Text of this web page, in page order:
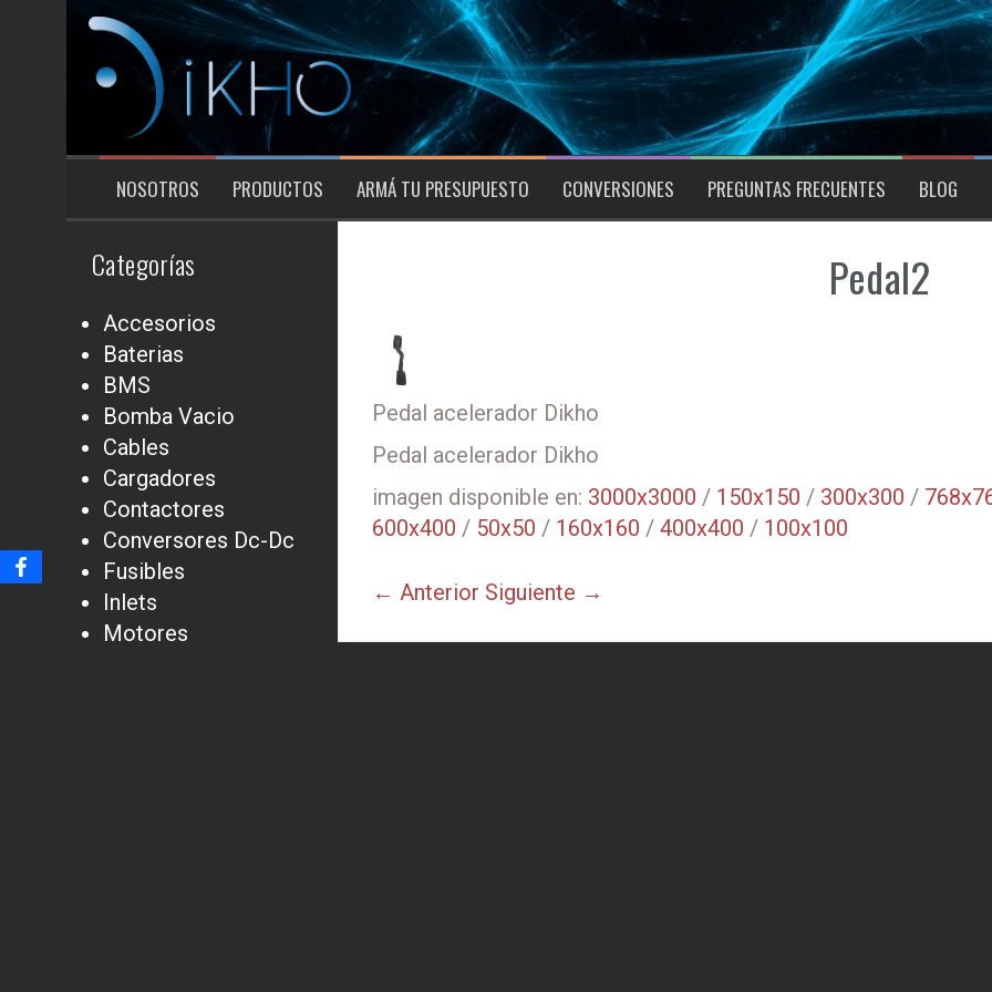
contenido
NOSOTROS PRODUCTOS ARMÁ TU PRESUPUESTO CONVERSIONES PREGUNTAS FRECUENTES BLOG
Pedal2
Pedal acelerador Dikho
Pedal acelerador Dikho
imagen disponible en: 3000x3000 / 150x150 / 300x300 /
600x400 / 50x50 / 160x160 / 400x400 / 100x100
← Anterior Siguiente →
Categorías
Accesorios
Baterias
BMS
Bomba Vacio
Cables
Cargadores
Contactores
Conversores Dc-Dc
Fusibles
Inlets
Motores